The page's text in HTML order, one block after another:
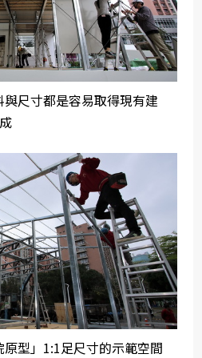
尺寸都是容易取得現有建
原型」1:1足尺寸的示範空間